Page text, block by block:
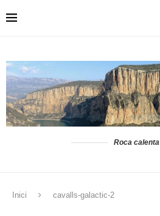
Roca calenta
Inici cavalls-galactic-2